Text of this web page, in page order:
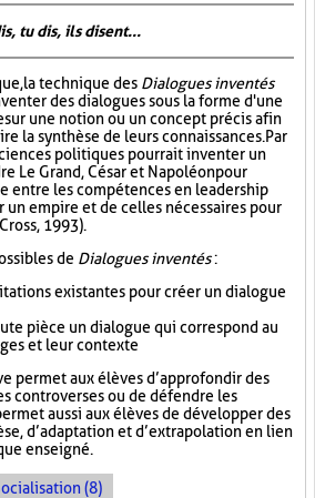
tu dis, ils disent...
la technique des Dialogues inventés
des dialogues sous la forme d'une
une notion ou un concept précis afin
la synthèse de leurs connaissances. Par
politiques pourrait inventer un
Le Grand, César et Napoléon pour
entre les compétences en leadership
un empire et de celles nécessaires pour
1993).
de Dialogues inventés:
existantes pour créer un dialogue
pièce un dialogue qui correspond au
et leur contexte
permet aux élèves d’approfondir des
controverses ou de défendre les
aussi aux élèves de développer des
d’adaptation et d’extrapolation en lien
enseigné.
(8)